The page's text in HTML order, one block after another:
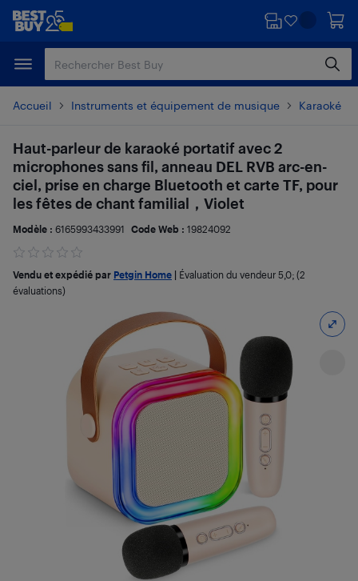
Passer
principal
Passer
Accueil Instruments et équipement de musique Karaoké
Haut-parleur de karaoké portatif avec 2
microphones sans fil, anneau DEL RVB arc-en-
ciel, prise en charge Bluetooth et carte TF, pour
les fêtes de chant familial，Violet
Modèle : 6165993433991 Code Web : 19824092
Vendu et expédié par Petgin Home Évaluation du vendeur 5,0; (2
évaluations)